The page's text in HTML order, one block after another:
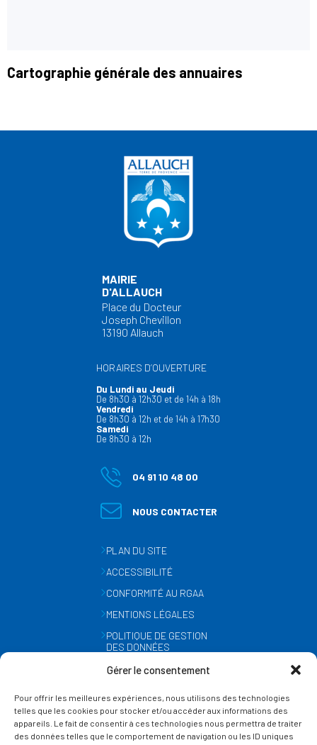
Gérer le consentement
Pour offrir les meilleures expériences, nous utilisons des technologies
telles que les cookies pour stocker et/ou accéder aux informations des
appareils. Le fait de consentir à ces technologies nous permettra de traiter
des données telles que le comportement de navigation ou les ID uniques
Cartographie générale des annuaires
MAIRIE
D'ALLAUCH
Place du Docteur
Joseph Chevillon
13190 Allauch
HORAIRES D’OUVERTURE
Du Lundi au Jeudi
De 8h30 à 12h30 et de 14h à 18h
Vendredi
De 8h30 à 12h et de 14h à 17h30
Samedi
De 8h30 à 12h
04 91 10 48 00
NOUS CONTACTER
PLAN DU SITE
ACCESSIBILITÉ
CONFORMITÉ AU RGAA
MENTIONS LÉGALES
POLITIQUE DE GESTION
DES DONNÉES
GESTION DES COOKIES